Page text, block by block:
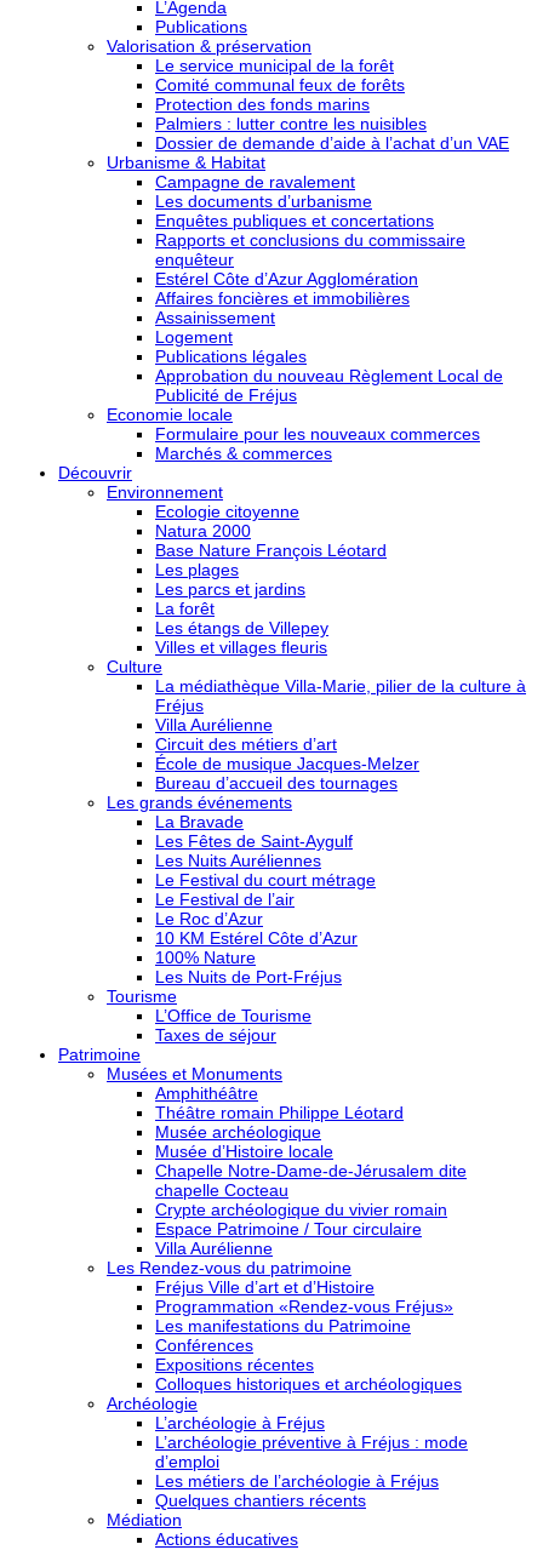
L’Agenda
Publications
Valorisation & préservation
Le service municipal de la forêt
Comité communal feux de forêts
Protection des fonds marins
Palmiers : lutter contre les nuisibles
Dossier de demande d’aide à l’achat d’un VAE
Urbanisme & Habitat
Campagne de ravalement
Les documents d’urbanisme
Enquêtes publiques et concertations
Rapports et conclusions du commissaire
enquêteur
Estérel Côte d’Azur Agglomération
Affaires foncières et immobilières
Assainissement
Logement
Publications légales
Approbation du nouveau Règlement Local de
Publicité de Fréjus
Economie locale
Formulaire pour les nouveaux commerces
Marchés & commerces
Découvrir
Environnement
Ecologie citoyenne
Natura 2000
Base Nature François Léotard
Les plages
Les parcs et jardins
La forêt
Les étangs de Villepey
Villes et villages fleuris
Culture
La médiathèque Villa-Marie, pilier de la culture à
Fréjus
Villa Aurélienne
Circuit des métiers d’art
École de musique Jacques-Melzer
Bureau d’accueil des tournages
Les grands événements
La Bravade
Les Fêtes de Saint-Aygulf
Les Nuits Auréliennes
Le Festival du court métrage
Le Festival de l’air
Le Roc d’Azur
10 KM Estérel Côte d’Azur
100% Nature
Les Nuits de Port-Fréjus
Tourisme
L’Office de Tourisme
Taxes de séjour
Patrimoine
Musées et Monuments
Amphithéâtre
Théâtre romain Philippe Léotard
Musée archéologique
Musée d’Histoire locale
Chapelle Notre-Dame-de-Jérusalem dite
chapelle Cocteau
Crypte archéologique du vivier romain
Espace Patrimoine / Tour circulaire
Villa Aurélienne
Les Rendez-vous du patrimoine
Fréjus Ville d’art et d’Histoire
Programmation «Rendez-vous Fréjus»
Les manifestations du Patrimoine
Conférences
Expositions récentes
Colloques historiques et archéologiques
Archéologie
L’archéologie à Fréjus
L’archéologie préventive à Fréjus : mode
d’emploi
Les métiers de l’archéologie à Fréjus
Quelques chantiers récents
Médiation
Actions éducatives